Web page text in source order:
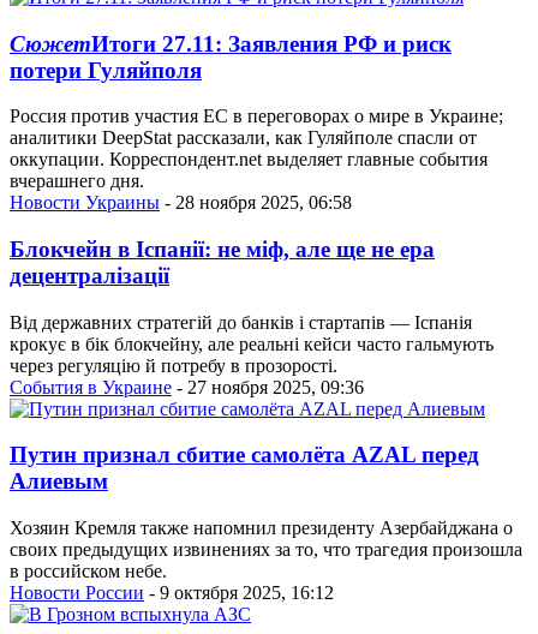
СюжетИтоги 27.11: Заявления РФ и риск
потери Гуляйполя
Россия против участия ЕС в переговорах о мире в Украине;
аналитики DeepStat рассказали, как Гуляйполе спасли от
оккупации. Корреспондент.net выделяет главные события
вчерашнего дня.
Новости Украины - 28 ноября 2025, 06:58
Блокчейн в Іспанії: не міф, але ще не ера
децентралізації
Від державних стратегій до банків і стартапів — Іспанія
крокує в бік блокчейну, але реальні кейси часто гальмують
через регуляцію й потребу в прозорості.
События в Украине - 27 ноября 2025, 09:36
Путин признал сбитие самолёта AZAL перед
Алиевым
Хозяин Кремля также напомнил президенту Азербайджана о
своих предыдущих извинениях за то, что трагедия произошла
в российском небе.
Новости России - 9 октября 2025, 16:12